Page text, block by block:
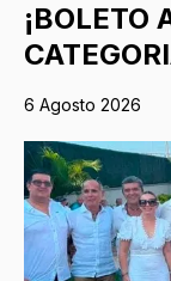
¡BOLETO
6 Agosto 2026